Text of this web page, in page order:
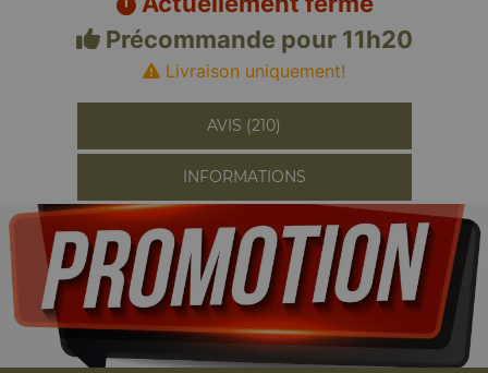
Précommande pour 11h20
Livraison uniquement!
AVIS (210)
INFORMATIONS